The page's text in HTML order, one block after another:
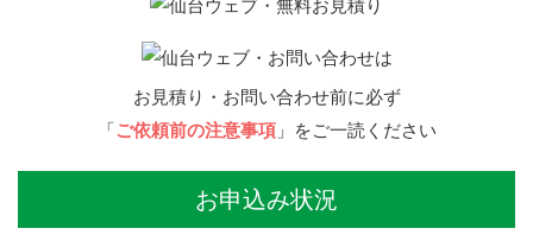
お見積り・お問い合わせ前に必ず
「ご依頼前の注意事項」をご一読ください
お申込み状況